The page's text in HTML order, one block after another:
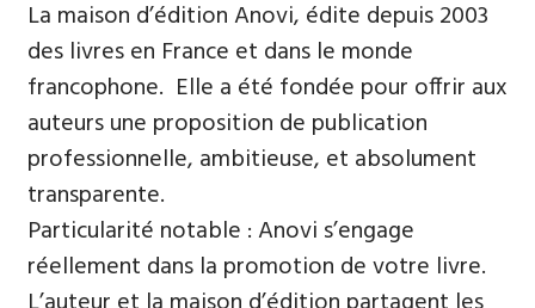
La maison d’édition Anovi, édite depuis 2003
des livres en France et dans le monde
francophone. Elle a été fondée pour offrir aux
auteurs une proposition de publication
professionnelle, ambitieuse, et absolument
transparente.
Particularité notable : Anovi s’engage
réellement dans la promotion de votre livre.